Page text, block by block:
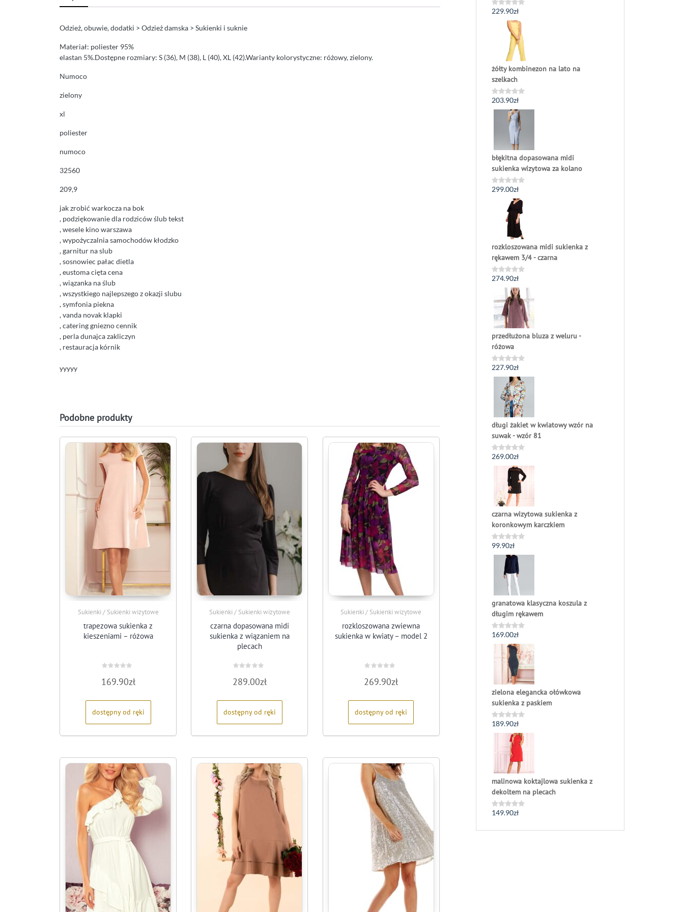
Odzież, obuwie, dodatki > Odzież damska > Sukienki i suknie
Materiał: poliester 95%
elastan 5%.Dostępne rozmiary: S (36), M (38), L (40), XL (42).Warianty kolorystyczne: różowy, zielony.
Numoco
zielony
xl
poliester
numoco
32560
209,9
jak zrobić warkocza na bok
, podziękowanie dla rodziców ślub tekst
, wesele kino warszawa
, wypożyczalnia samochodów kłodzko
, garnitur na slub
, sosnowiec pałac dietla
, eustoma cięta cena
, wiązanka na ślub
, wszystkiego najlepszego z okazji slubu
, symfonia piekna
, vanda novak klapki
, catering gniezno cennik
, perla dunajca zakliczyn
, restauracja kórnik
yyyyy
Podobne produkty
Sukienki / Sukienki wizytowe
trapezowa sukienka z
kieszeniami – różowa
0169.90zł
dostępny od ręki
Sukienki / Sukienki wizytowe
czarna dopasowana midi
sukienka z wiązaniem na
plecach
0
289.00zł
dostępny od ręki
Sukienki / Sukienki wizytowe
rozkloszowana zwiewna
sukienka w kwiaty – model 2
0
269.90zł
dostępny od ręki
Oceniono
229.90zł
żółty kombinezon na lato na
szelkach
Oceniono
0
203.90zł
błękitna dopasowana midi
sukienka wizytowa za kolano
Oceniono
299.00zł
rozkloszowana midi sukienka z
rękawem 3/4 - czarna
Oceniono
5
274.90zł
przedłużona bluza z weluru -
różowa
Oceniono
0
227.90zł
długi żakiet w kwiatowy wzór na
suwak - wzór 81
Oceniono
0
269.00zł
czarna wizytowa sukienka z
koronkowym karczkiem
Oceniono
0
99.90zł
granatowa klasyczna koszula z
długim rękawem
Oceniono
0
5
169.00zł
zielona elegancka ołówkowa
sukienka z paskiem
Oceniono
0
189.90zł
malinowa koktajlowa sukienka z
dekoltem na plecach
Oceniono
na
149.90zł